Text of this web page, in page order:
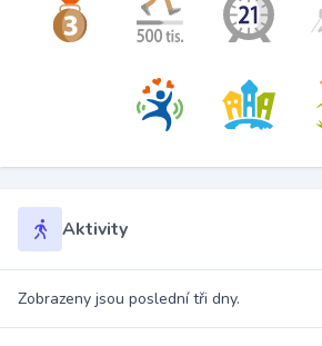
Aktivity
Zobrazeny jsou poslední tři dny.